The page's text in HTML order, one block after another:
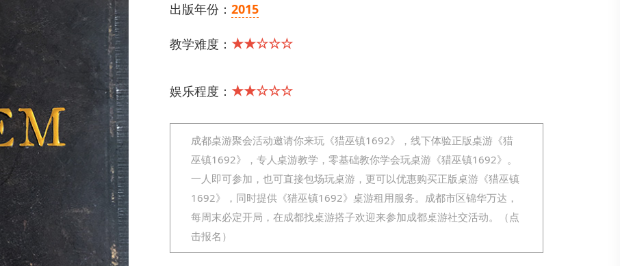
出版年份： 2015
教学难度： ★★☆☆☆
娱乐程度： ★★☆☆☆
成都桌游聚会活动邀请你来玩《猎巫镇1692》，线下体验正版桌游《猎
巫镇1692》，专人桌游教学，零基础教你学会玩桌游《猎巫镇1692》。
一人即可参加，也可直接包场玩桌游，更可以优惠购买正版桌游《猎巫镇
1692》，同时提供《猎巫镇1692》桌游租用服务。成都市区锦华万达，
每周末必定开局，在成都找桌游搭子欢迎来参加成都桌游社交活动。（点
击报名）